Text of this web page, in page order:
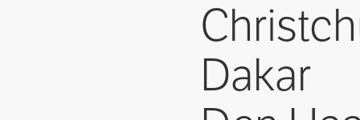
Dakar